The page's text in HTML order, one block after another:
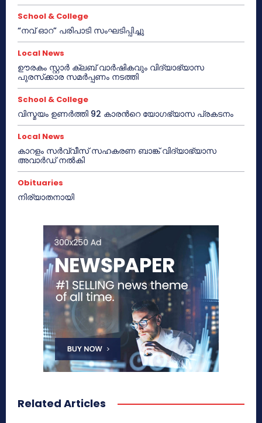
School & College
“നവ് ഓറ” പരിപാടി സംഘടിപ്പിച്ചു
Local News
ഊരകം സ്റ്റാർ ക്ലബ് വാർഷികവും വിദ്യാഭ്യാസ
പുരസ്‌ക്കാര സമർപ്പണം നടത്തി
School & College
വിസ്മയം ഉണർത്തി 92 കാരൻറെ യോഗഭ്യാസ പ്രകടനം
Local News
കാറളം സർവ്വീസ് സഹകരണ ബാങ്ക് വിദ്യാഭ്യാസ
അവാർഡ് നൽകി
Obituaries
നിര്യാതനായി
Related Articles